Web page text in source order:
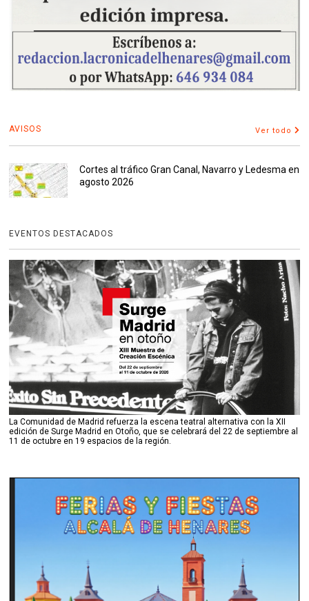
AVISOS Ver todo
Cortes al tráfico Gran Canal, Navarro y Ledesma en
agosto 2026
EVENTOS DESTACADOS
La Comunidad de Madrid refuerza la escena teatral alternativa con la XII
edición de Surge Madrid en Otoño, que se celebrará del 22 de septiembre al
11 de octubre en 19 espacios de la región.